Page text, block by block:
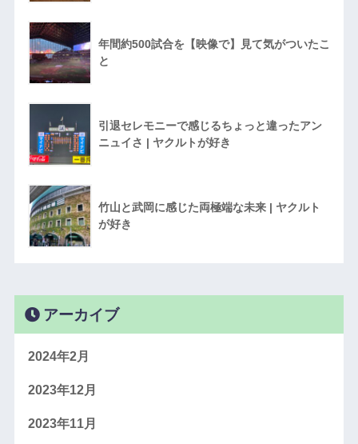
年間約500試合を【映像で】見て気がついたこ
と
引退セレモニーで感じるちょっと違ったアン
ニュイさ | ヤクルトが好き
竹山と武岡に感じた両極端な未来 | ヤクルト
が好き
アーカイブ
2024年2月
2023年12月
2023年11月